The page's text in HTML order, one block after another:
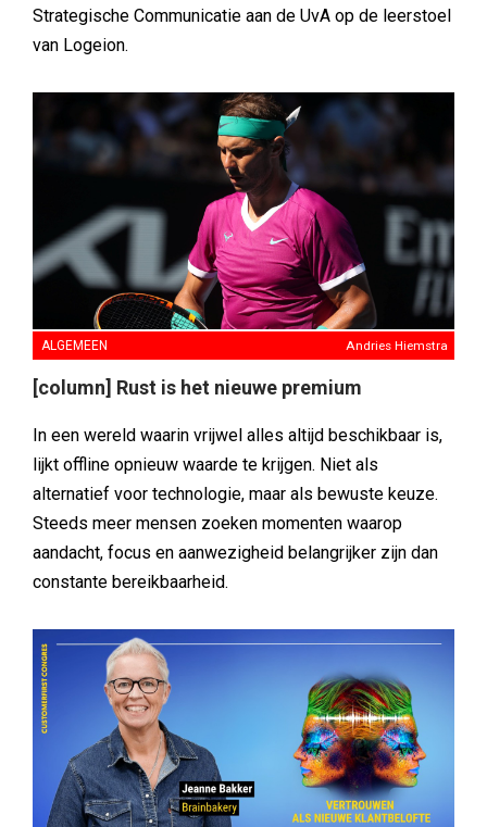
Strategische Communicatie aan de UvA op de leerstoel
van Logeion.
ALGEMEEN Andries Hiemstra
[column] Rust is het nieuwe premium
In een wereld waarin vrijwel alles altijd beschikbaar is,
lijkt offline opnieuw waarde te krijgen. Niet als
alternatief voor technologie, maar als bewuste keuze.
Steeds meer mensen zoeken momenten waarop
aandacht, focus en aanwezigheid belangrijker zijn dan
constante bereikbaarheid.